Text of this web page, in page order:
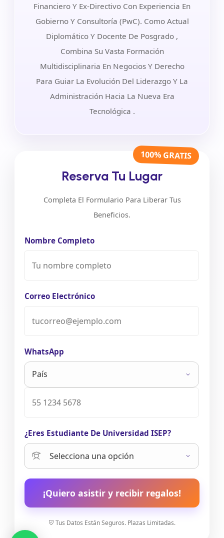
Financiero Y Ex-Directivo Con Experiencia En
Gobierno Y Consultoría (PwC). Como Actual
Diplomático Y Docente De Posgrado ,
Combina Su Vasta Formación
Multidisciplinaria En Negocios Y Derecho
Para Guiar La Evolución Del Liderazgo Y La
Administración Hacia La Nueva Era
Tecnológica .
100% GRATIS
Reserva Tu Lugar
Completa El Formulario Para Liberar Tus
Beneficios.
Nombre Completo
Correo Electrónico
WhatsApp
¿Eres Estudiante De Universidad ISEP?
¡Quiero asistir y recibir regalos!
Tus Datos Están Seguros. Plazas Limitadas.